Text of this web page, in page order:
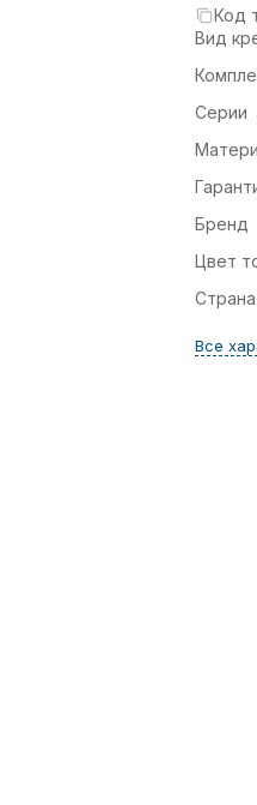
Код
Вид
Серии
Бренд
Цвет
Все